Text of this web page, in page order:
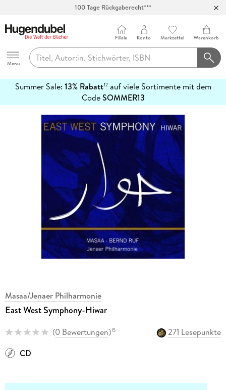
100 Tage Rückgaberecht***
Hugendubel
Menu
Filiale Konto Merkzettel Warenkorb
Summer Sale: 13% Rabatt12auf viele Sortimente mit dem
CodeSOMMER13
erfahren
Masaa/Jenaer Philharmonie
East West Symphony-Hiwar
(0 Bewertungen)15
271 Lesepunkte
CD